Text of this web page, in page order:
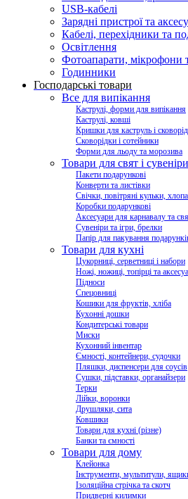
USB-кабелі
Зарядні пристрої та
Кабелі, перехідники та
Освітлення
Фотоапарати, мікрофони
Годинники
Господарські товари
Все для випікання
Каструлі, форми для випікання
Каструлі, ковші
Кришки для каструль і
Сковорідки і сотейники
Форми для льоду та морозива
Товари для свят і сувеніри
Пакети подарункові
Конверти та листівки
Свічки, повітряні кульки,
Коробки подарункові
Аксесуари для карнавалу та
Сувеніри та ігри, брелки
Папір для пакування
Товари для кухні
Цукорниці, серветниці і набори
Ножі, ножиці, топірці та
Підноси
Спецовниці
Кошики для фруктів, хліба
Кухонні дошки
Кондитерські товари
Миски
Кухонний інвентар
Ємності, контейнери, судочки
Пляшки, диспенсери для соусів
Сушки, підставки, органайзери
Терки
Лійки, воронки
Друшляки, сита
Ковшики
Товари для кухні (різне)
Банки та ємності
Товари для дому
Клейонка
Інструменти, мультитули,
Ізоляційна стрічка та скотч
Придверні килимки